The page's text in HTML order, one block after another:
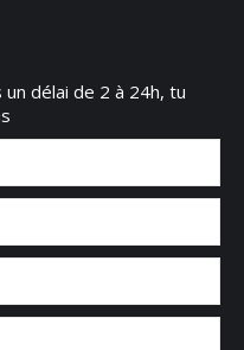
délai de 2 à 24h, tu